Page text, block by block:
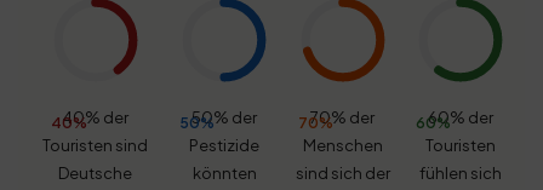
40%
40% der
Touristen sind
Deutsche
50%
50% der
Pestizide
könnten
70%
70% der
Menschen
sind sich der
60%
60% der
Touristen
fühlen sich